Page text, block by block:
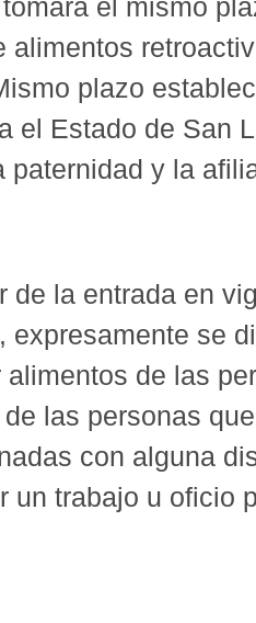
el mismo
alimentos
plazo
el Estado de San
paternidad y la
de la entrada en
expresamente se
de las
las personas
con alguna
un trabajo u oficio